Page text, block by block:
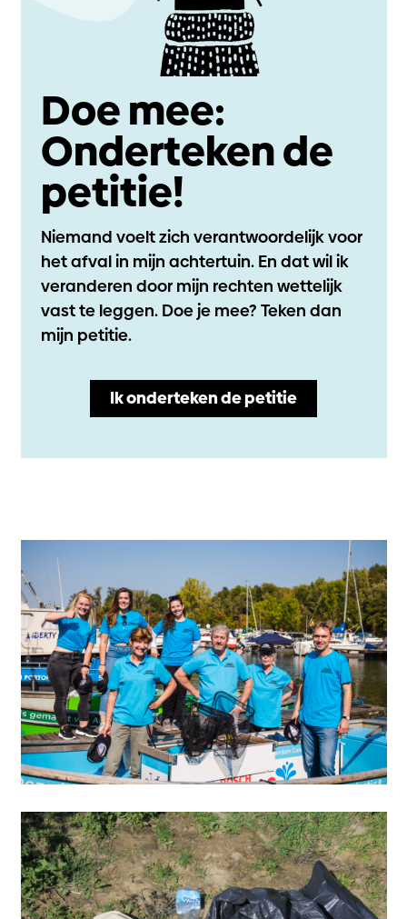
Doe mee:
Onderteken de
petitie!
Niemand voelt zich verantwoordelijk voor
het afval in mijn achtertuin. En dat wil ik
veranderen door mijn rechten wettelijk
vast te leggen. Doe je mee? Teken dan
mijn petitie.
Ik onderteken de petitie